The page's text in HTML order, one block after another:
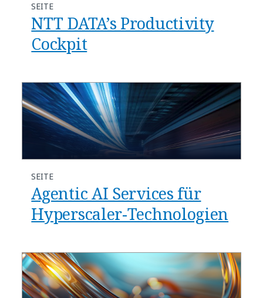
SEITE
NTT DATA’s Productivity
Cockpit
SEITE
Agentic AI Services für
Hyperscaler-Technologien